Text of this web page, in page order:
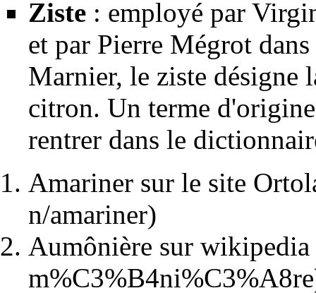
Ziste : employé par
et par Pierre Mégrot
Marnier, le ziste désigne
citron. Un terme
rentrer dans le
Amariner sur le site
Aumônière sur wikipedia